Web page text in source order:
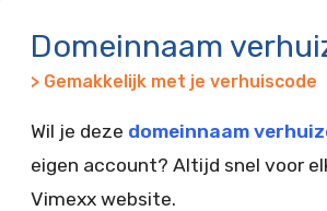
Domeinnaam
> Gemakkelijk met je verhuiscode
Wil je deze domeinnaam
eigen account? Altijd snel voor
Vimexx website.